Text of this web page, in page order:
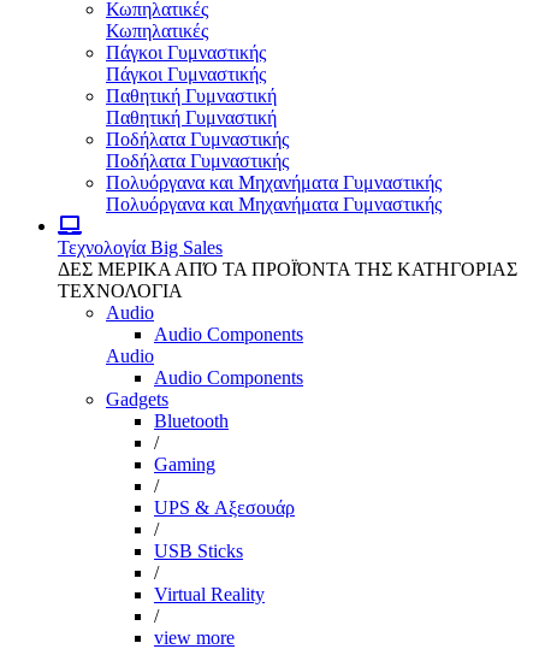
Κωπηλατικές
Κωπηλατικές
Πάγκοι Γυμναστικής
Πάγκοι Γυμναστικής
Παθητική Γυμναστική
Παθητική Γυμναστική
Ποδήλατα Γυμναστικής
Ποδήλατα Γυμναστικής
Πολυόργανα και Μηχανήματα Γυμναστικής
Πολυόργανα και Μηχανήματα Γυμναστικής
Τεχνολογία Big Sales
ΔΕΣ ΜΕΡΙΚΑ ΑΠΌ ΤΑ ΠΡΟΪΌΝΤΑ ΤΗΣ ΚΑΤΗΓΟΡΙΑΣ
ΤΕΧΝΟΛΟΓΙΑ
Audio
Audio Components
Audio
Audio Components
Gadgets
Bluetooth
/
Gaming
/
UPS & Αξεσουάρ
/
USB Sticks
/
Virtual Reality
/
view more